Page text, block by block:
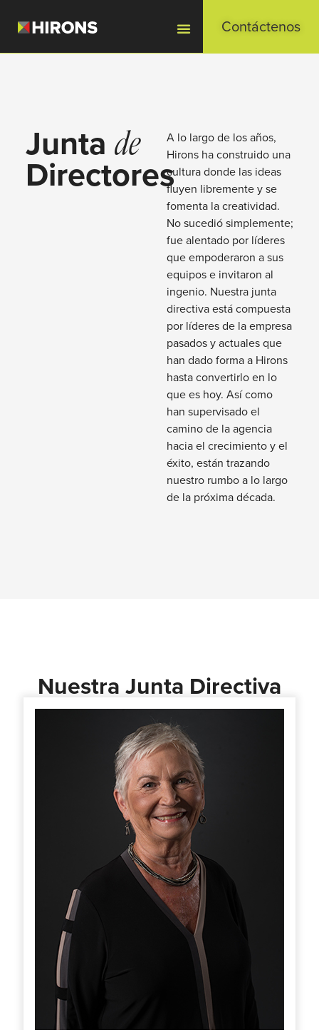
Contáctenos
Junta de
Directores
A lo largo de los años,
Hirons ha construido una
cultura donde las ideas
fluyen libremente y se
fomenta la creatividad.
No sucedió simplemente;
fue alentado por líderes
que empoderaron a sus
equipos e invitaron al
ingenio. Nuestra junta
directiva está compuesta
por líderes de la empresa
pasados y actuales que
han dado forma a Hirons
hasta convertirlo en lo
que es hoy. Así como
han supervisado el
camino de la agencia
hacia el crecimiento y el
éxito, están trazando
nuestro rumbo a lo largo
de la próxima década.
Nuestra Junta Directiva